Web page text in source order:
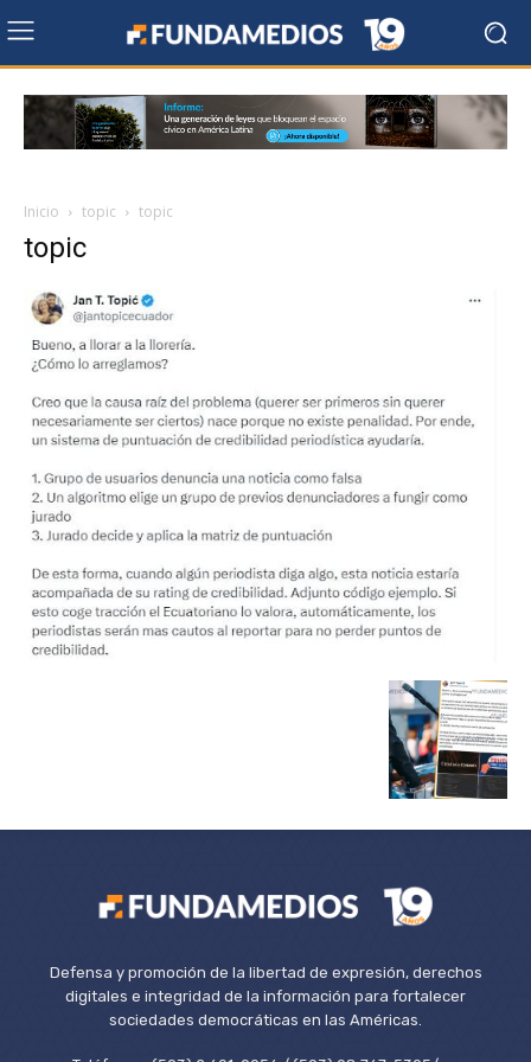
Inicio topic topic
topic
Defensa y promoción de la libertad de expresión, derechos
digitales e integridad de la información para fortalecer
sociedades democráticas en las Américas.